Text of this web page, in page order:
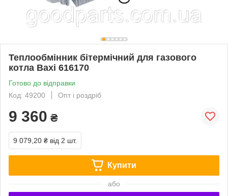
Теплообмінник бітермічний для газового
котла Baxi 616170
Готово до відправки
Код: 49200
Опт і роздріб
9 360 ₴
9 079,20 ₴ від 2 шт.
Купити
або